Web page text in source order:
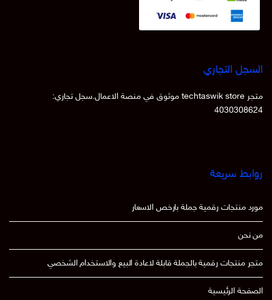
السجل التجاري
متجر techtaswik store موثوق في منصة الاعمال.سجل تجاري:
4030308624
روابط سريعة
مورد منتجات رقمية جملة بارخص الاسعار
من نحن
متجر منتجات رقمية بالجملة قابلة لاعادة البيع والاستخدام الشخصي
الصفحة الرئيسية